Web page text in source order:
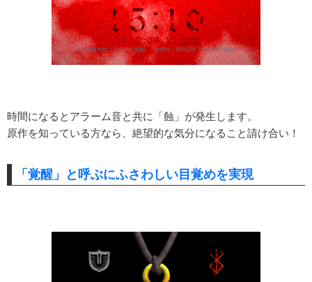
時間になるとアラーム音と共に「蝕」が発生します。
原作を知っている方なら、絶望的な気分になること請け合い！
「覚醒」と呼ぶにふさわしい目覚めを実現